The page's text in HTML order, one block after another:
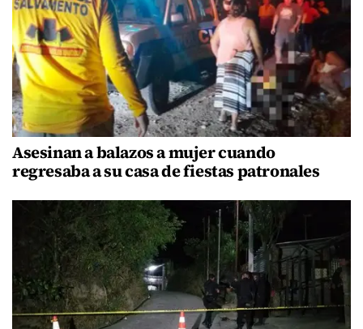
Asesinan a balazos a mujer cuando
regresaba a su casa de fiestas patronales